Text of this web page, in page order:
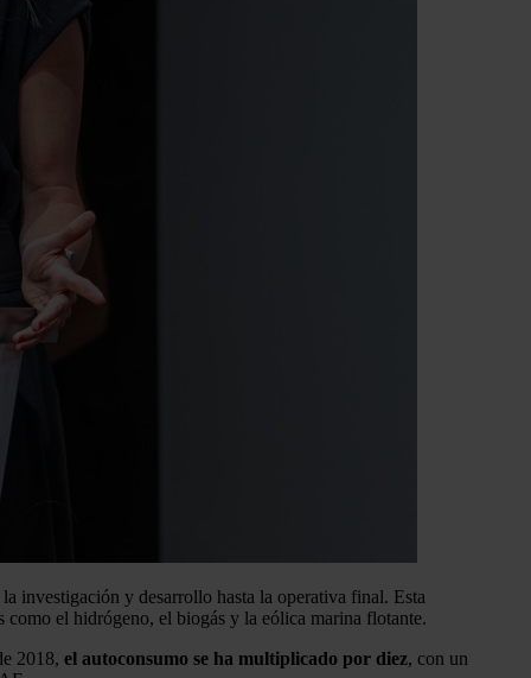
investigación y desarrollo hasta la operativa final. Esta
como el hidrógeno, el biogás y la eólica marina flotante.
2018, el autoconsumo se ha multiplicado por diez, con un